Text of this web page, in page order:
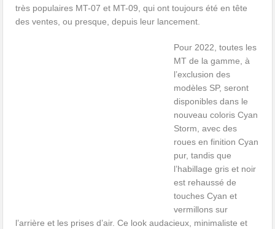
très populaires MT-07 et MT-09, qui ont toujours été en tête
des ventes, ou presque, depuis leur lancement.
Pour 2022, toutes les
MT de la gamme, à
l’exclusion des
modèles SP, seront
disponibles dans le
nouveau coloris Cyan
Storm, avec des
roues en finition Cyan
pur, tandis que
l’habillage gris et noir
est rehaussé de
touches Cyan et
vermillons sur
l’arrière et les prises d’air. Ce look audacieux, minimaliste et